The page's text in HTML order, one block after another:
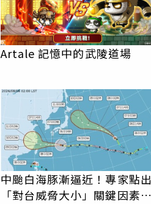
Artale 記憶中的武陵道場
中颱白海豚漸逼近！專家點
「對台威脅大小」關鍵因